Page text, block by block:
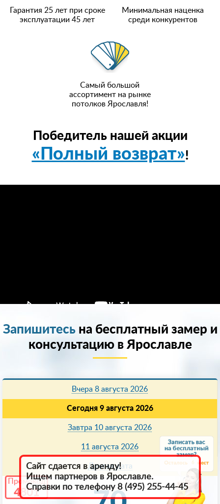
6
Промокод
4801
Гарантия 25 лет при сроке
эксплуатации 45 лет
Минимальная наценка
среди конкурентов
Самый большой
ассортимент на рынке
потолков Ярославля!
Победитель нашей акции
«Полный возврат»!
Запишитесьна бесплатный замер и
консультацию в Ярославле
Вчера 8 августа 2026
Сегодня 9 августа 2026
Завтра 10 августа 2026
11 августа 2026
Другая дата
Сайт сдается в аренду!
Ищем партнеров в Ярославле.
Справки по телефону 8 (495) 255-44-45